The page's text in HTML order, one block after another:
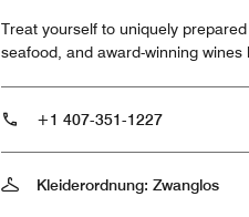
Treat yourself to uniquely
seafood, and award-winning wines
+1 407-351-1227
Kleiderordnung: Zwanglos